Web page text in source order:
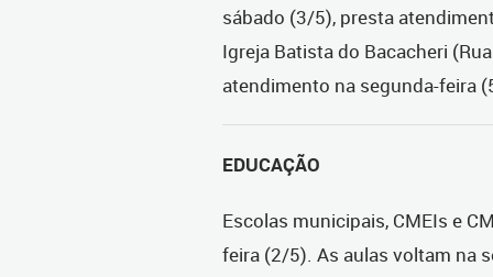
sábado (3/5), presta
Igreja Batista do Bacacheri
atendimento na segunda-feira
EDUCAÇÃO
Escolas municipais, CMEIs e
feira (2/5). As aulas voltam na